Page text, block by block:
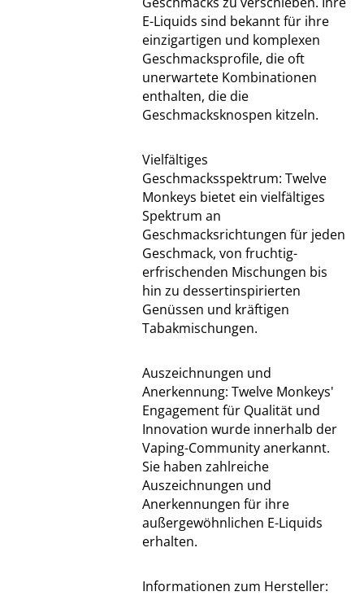
E-Liquids sind bekannt für ihre
einzigartigen und komplexen
Geschmacksprofile, die oft
unerwartete Kombinationen
enthalten, die die
Geschmacksknospen kitzeln.
Vielfältiges
Geschmacksspektrum: Twelve
Monkeys bietet ein vielfältiges
Spektrum an
Geschmacksrichtungen für jeden
Geschmack, von fruchtig-
erfrischenden Mischungen bis
hin zu dessertinspirierten
Genüssen und kräftigen
Tabakmischungen.
Auszeichnungen und
Anerkennung: Twelve Monkeys'
Engagement für Qualität und
Innovation wurde innerhalb der
Vaping-Community anerkannt.
Sie haben zahlreiche
Auszeichnungen und
Anerkennungen für ihre
außergewöhnlichen E-Liquids
erhalten.
Informationen zum Hersteller: